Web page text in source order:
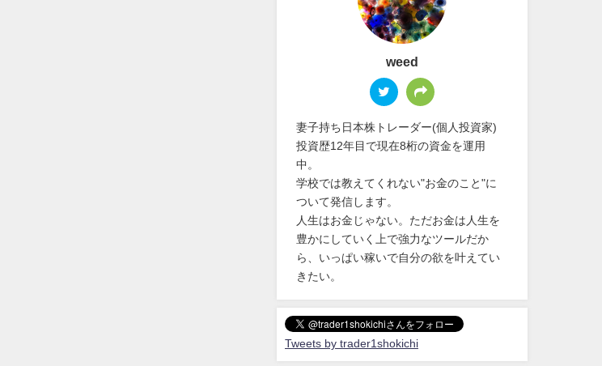
weed
妻子持ち日本株トレーダー(個人投資家)
投資歴12年目で現在8桁の資金を運用
中。
学校では教えてくれない"お金のこと"に
ついて発信します。
人生はお金じゃない。ただお金は人生を
豊かにしていく上で強力なツールだか
ら、いっぱい稼いで自分の欲を叶えてい
きたい。
Tweets by trader1shokichi